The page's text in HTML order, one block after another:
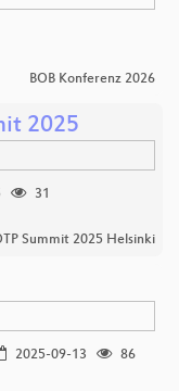
BOB Konferenz 2026
2025
31
Summit 2025 Helsinki
2025-09-13
86